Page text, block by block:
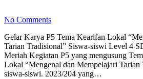
No Comments
Gelar Karya P5 Tema Kearifan Lokal
Tarian Tradisional” Siswa-siswi Level 4
Meriah Kegiatan P5 yang mengusung
Lokal “Mengenal dan Mempelajari
siswa-siswi. 2023/204 yang…